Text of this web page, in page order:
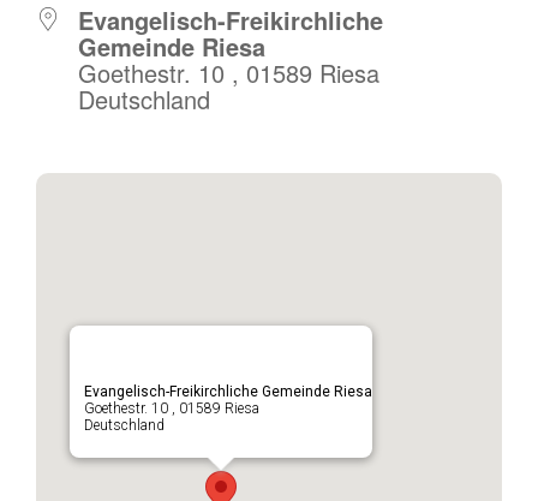
Evangelisch-Freikirchliche
Gemeinde Riesa
Goethestr. 10 , 01589 Riesa
Deutschland
Evangelisch-Freikirchliche Gemeinde Riesa
Goethestr. 10 , 01589 Riesa
Deutschland